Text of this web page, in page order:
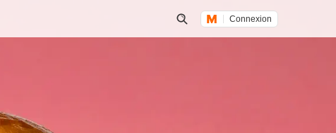
Lancer une recherche
Connexion